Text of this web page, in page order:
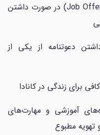
✔ نامه پیشنهاد کاری یا جاب آفر (Job Offer) در صورت داشتن
دعوتنامه از یکی از
برای زندگی در کانادا
آموزشی و مهارت‌های
تهویه مطبوع